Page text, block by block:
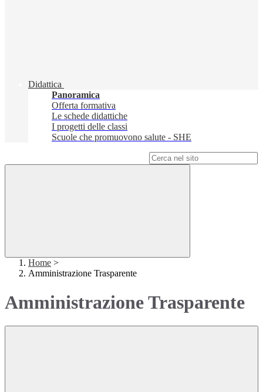
Didattica
Panoramica
Offerta formativa
Le schede didattiche
I progetti delle classi
Scuole che promuovono salute - SHE
Home >
Amministrazione Trasparente
Amministrazione Trasparente